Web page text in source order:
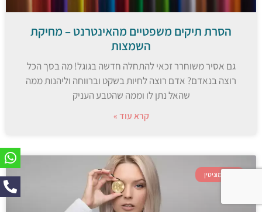
הסרת תיקים משפטיים מהאינטרנט – מחיקת
השמצות
גם אסיר משוחרר זכאי להתחלה חדשה בגוגל! מה בסך הכל
רוצה בנאדם? אדם רוצה לחיות בשקט וברווחה וליהנות ממה
שהאל נתן לו וממה שהטבע העניק
קרא עוד »
ניהול מוניטין